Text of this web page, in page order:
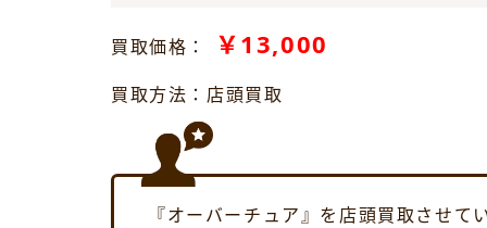
買取価格： ￥13,000
買取方法：店頭買取
『オーバーチュア』を店頭買取させて